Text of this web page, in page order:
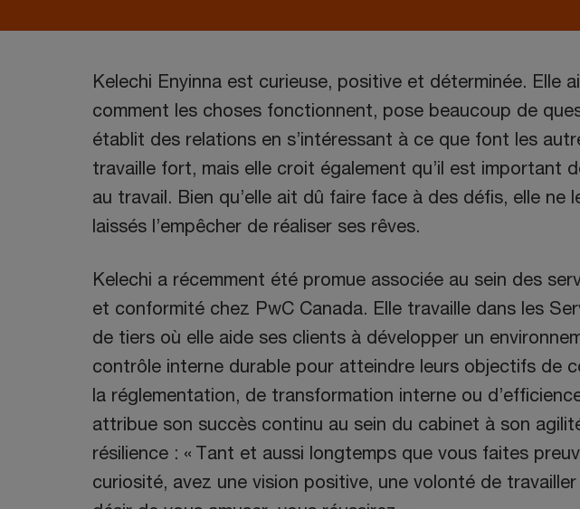
Kelechi Enyinna est curieuse, positive et déterminée. Elle
comment les choses fonctionnent, pose beaucoup de
établit des relations en s’intéressant à ce que font les
travaille fort, mais elle croit également qu’il est important
au travail. Bien qu’elle ait dû faire face à des défis, elle ne
laissés l’empêcher de réaliser ses rêves.
Kelechi a récemment été promue associée au sein des
et conformité chez PwC Canada. Elle travaille dans les
de tiers où elle aide ses clients à développer un
contrôle interne durable pour atteindre leurs objectifs de
la réglementation, de transformation interne ou
attribue son succès continu au sein du cabinet à son
résilience : « Tant et aussi longtemps que vous faites
curiosité, avez une vision positive, une volonté de